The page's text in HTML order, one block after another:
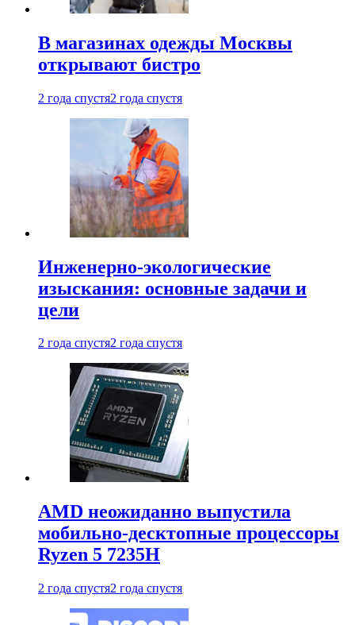
В магазинах одежды Москвы
открывают бистро
2 года спустя2 года спустя
Инженерно-экологические
изыскания: основные задачи и
цели
2 года спустя2 года спустя
AMD неожиданно выпустила
мобильно-десктопные процессоры
Ryzen 5 7235H
2 года спустя2 года спустя